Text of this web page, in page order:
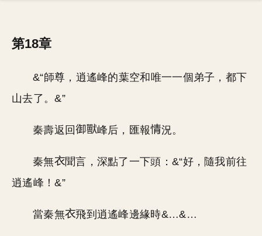
第18章
&“師尊，逍遙峰的葉空和唯一一個弟子，都下
山去了。&”
秦壽返回 峰后，匯報 況。
秦無
聞言，深點了一下頭：&“好，隨我前往
逍遙峰！&”
當秦無 飛到逍遙峰邊緣時&…&…